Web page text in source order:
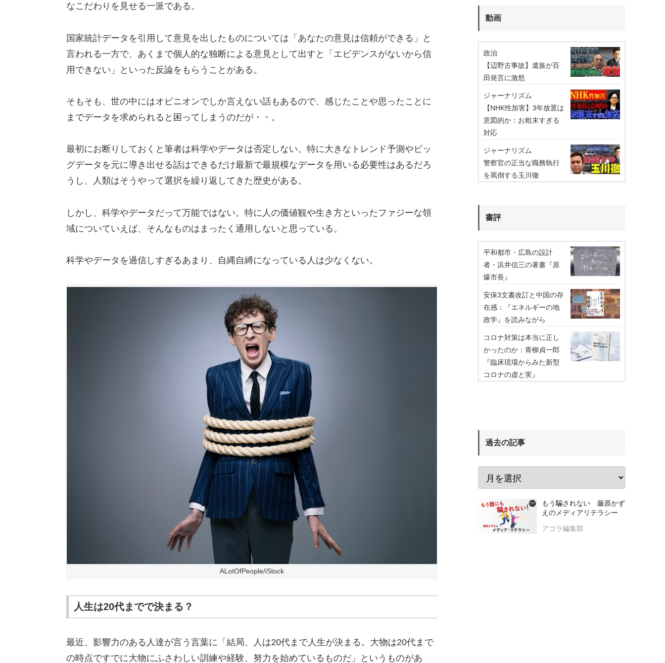
なこだわりを見せる一派である。
国家統計データを引用して意見を出したものについては「あなたの意見は信頼ができる」と
言われる一方で、あくまで個人的な独断による意見として出すと「エビデンスがないから信
用できない」といった反論をもらうことがある。
そもそも、世の中にはオピニオンでしか言えない話もあるので、感じたことや思ったことに
までデータを求められると困ってしまうのだが・・。
最初にお断りしておくと筆者は科学やデータは否定しない。特に大きなトレンド予測やビッ
グデータを元に導き出せる話はできるだけ最新で最規模なデータを用いる必要性はあるだろ
うし、人類はそうやって選択を繰り返してきた歴史がある。
しかし、科学やデータだって万能ではない。特に人の価値観や生き方といったファジーな領
域についていえば、そんなものはまったく通用しないと思っている。
科学やデータを過信しすぎるあまり、自縄自縛になっている人は少なくない。
ALotOfPeople/iStock
人生は20代までで決まる？
最近、影響力のある人達が言う言葉に「結局、人は20代まで人生が決まる。大物は20代まで
の時点ですでに大物にふさわしい訓練や経験、努力を始めているものだ」というものがあ
動画
政治
【辺野古事故】遺族が百
田発言に激怒
ジャーナリズム
【NHK性加害】3年放置は
意図的か：お粗末すぎる
対応
ジャーナリズム
警察官の正当な職務執行
を罵倒する玉川徹
書評
平和都市・広島の設計
者・浜井信三の著書『原
爆市長』
安保3文書改訂と中国の存
在感：『エネルギーの地
政学』を読みながら
コロナ対策は本当に正し
かったのか：青柳貞一郎
『臨床現場からみた新型
コロナの虚と実』
過去の記事
もう騙されない 藤原かず
えのメディアリテラシー
アゴラ編集部